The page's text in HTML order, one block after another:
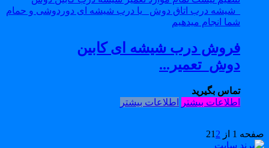
فروش درب شیشه ای کابین
دوش_تعمیر...
تماس بگیرید
اطلاعات بیشتر اطلاعات بیشتر
1 از 2 2